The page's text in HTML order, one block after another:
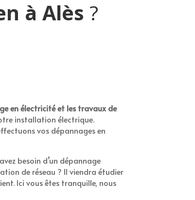
à Alès ?
en électricité et les travaux de
installation électrique.
vos dépannages en
besoin d’un dépannage
de réseau ? Il viendra étudier
Ici vous êtes tranquille, nous